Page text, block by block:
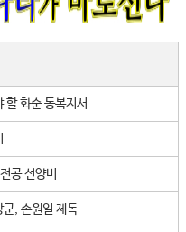
화순 동복지서
공 선양비
, 손원일 제독